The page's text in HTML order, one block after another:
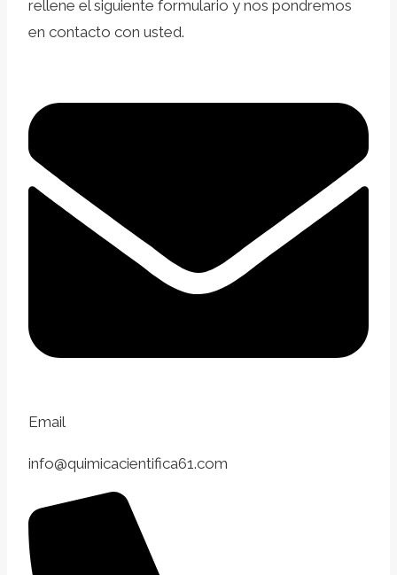
rellene el siguiente formulario y nos pondremos
en contacto con usted.
Email
info@quimicacientifica61.com